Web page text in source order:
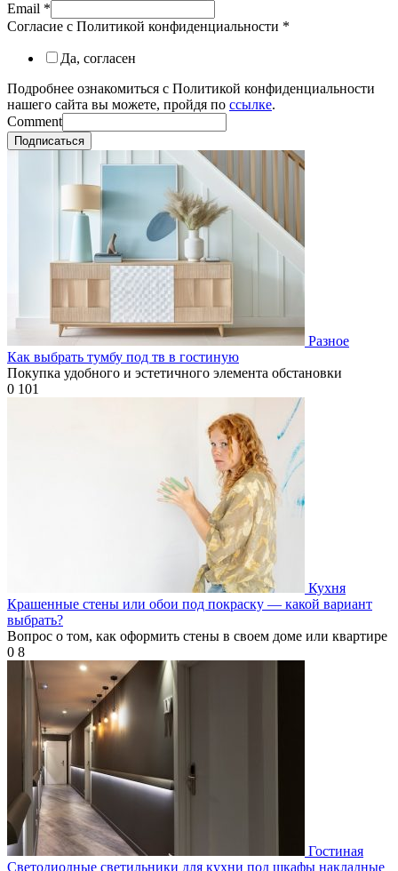
Email *
Согласие с Политикой конфиденциальности *
Да, согласен
Подробнее ознакомиться с Политикой конфиденциальности
нашего сайта вы можете, пройдя по ссылке.
Comment
Подписаться
Разное
Как выбрать тумбу под тв в гостиную
Покупка удобного и эстетичного элемента обстановки
0 101
Кухня
Крашенные стены или обои под покраску — какой вариант
выбрать?
Вопрос о том, как оформить стены в своем доме или квартире
0 8
Гостиная
Светодиодные светильники для кухни под шкафы накладные